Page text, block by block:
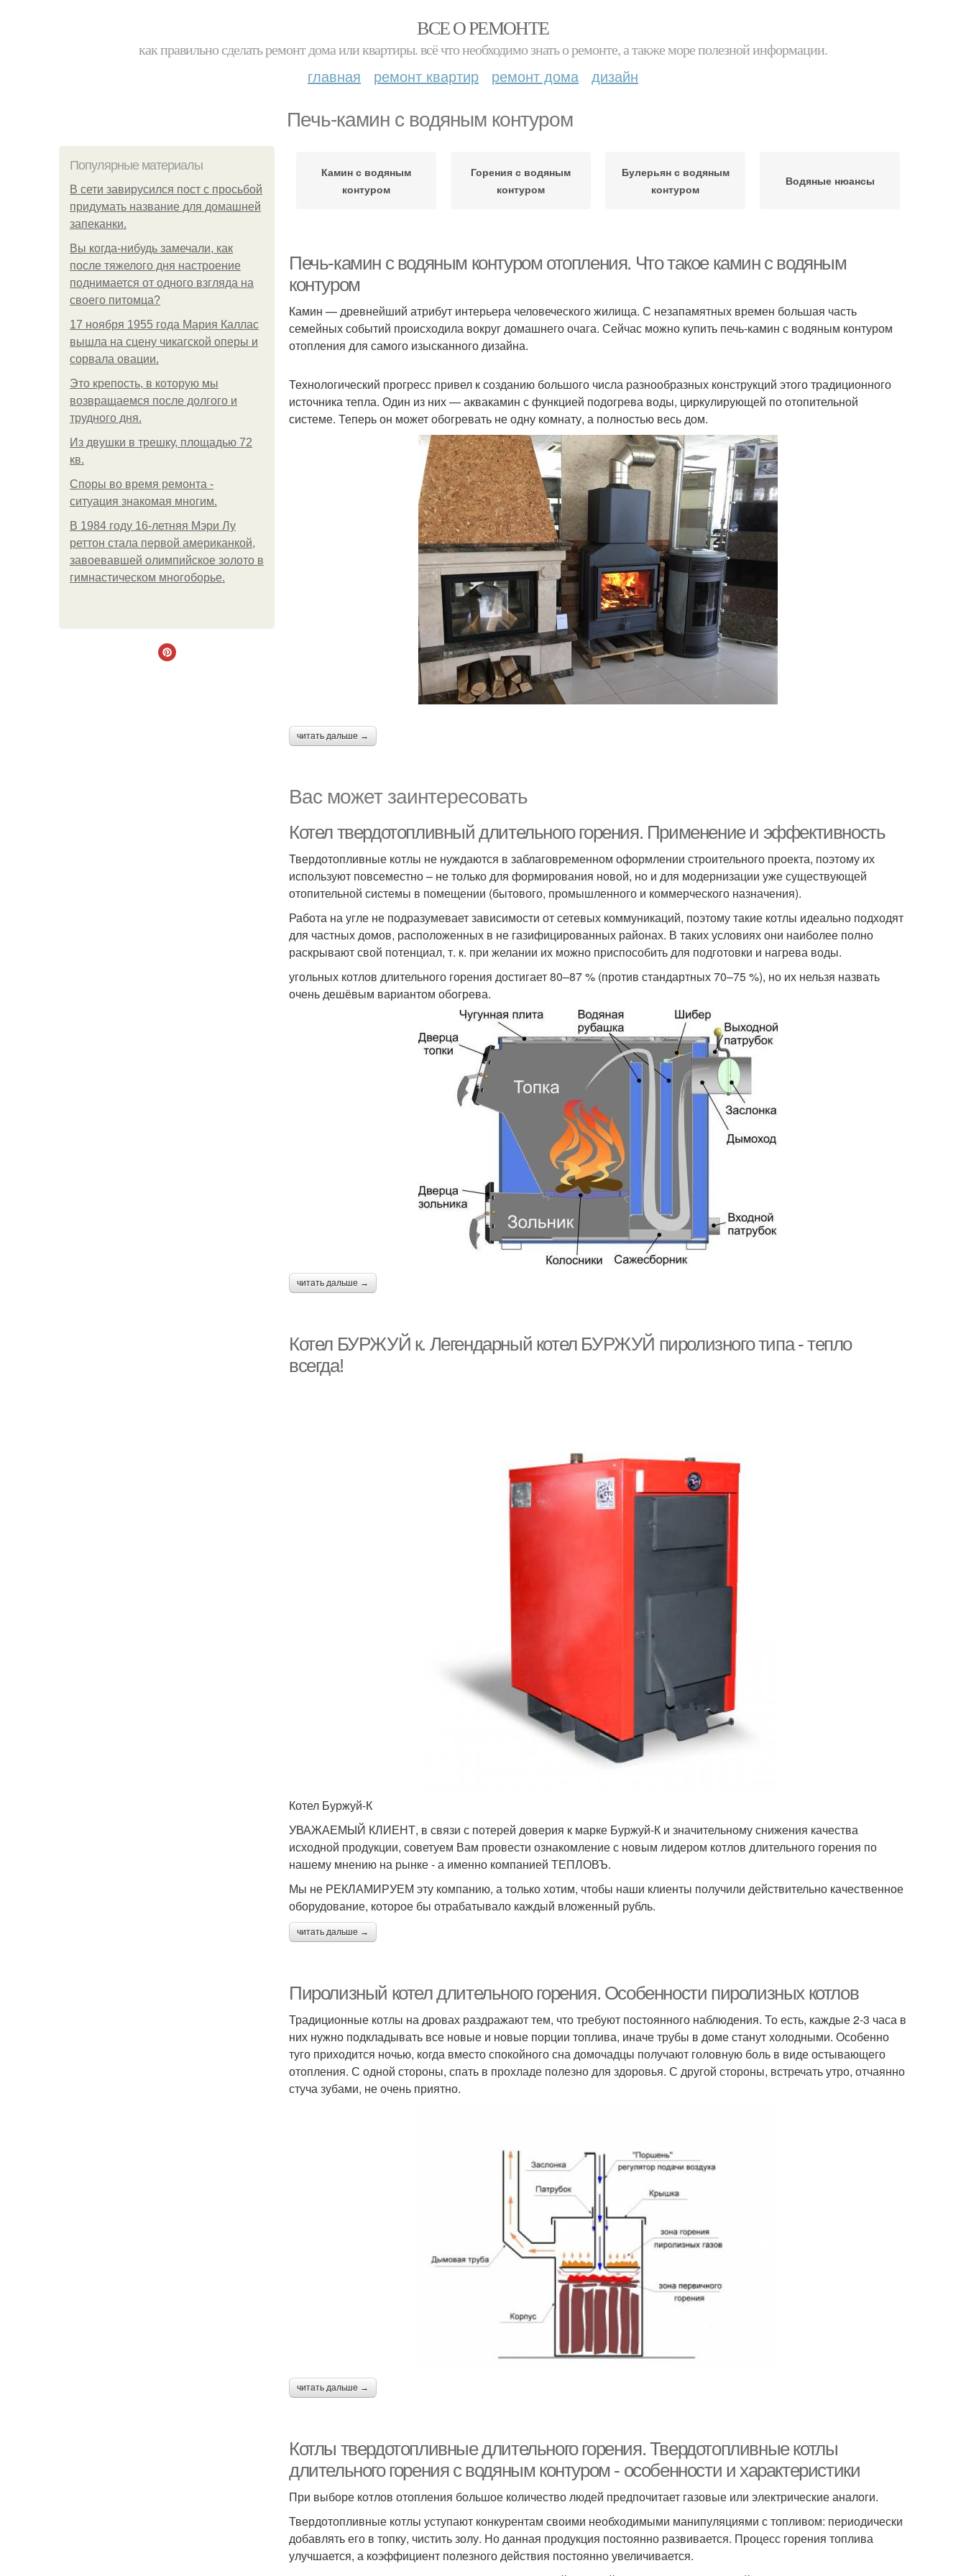
ВСЕ О РЕМОНТЕ
как правильно сделать ремонт дома или квартиры. всё что необходимо знать о ремонте, а также море полезной информации.
главная ремонт квартир ремонт дома дизайн
Печь-камин с водяным контуром
Популярные материалы
В сети завирусился пост с просьбой
придумать название для домашней
запеканки.
Вы когда-нибудь замечали, как
после тяжелого дня настроение
поднимается от одного взгляда на
своего питомца?
17 ноября 1955 года Мария Каллас
вышла на сцену чикагской оперы и
сорвала овации.
Это крепость, в которую мы
возвращаемся после долгого и
трудного дня.
Из двушки в трешку, площадью 72
кв.
Споры во время ремонта -
ситуация знакомая многим.
В 1984 году 16-летняя Мэри Лу
реттон стала первой американкой,
завоевавшей олимпийское золото в
гимнастическом многоборье.
Камин с водяным
контуром
Горения с водяным
контуром
Булерьян с водяным
контуром
Водяные нюансы
Печь-камин с водяным контуром отопления. Что такое камин с водяным
контуром
Камин — древнейший атрибут интерьера человеческого жилища. С незапамятных времен большая часть
семейных событий происходила вокруг домашнего очага. Сейчас можно купить печь-камин с водяным контуром
отопления для самого изысканного дизайна.
Технологический прогресс привел к созданию большого числа разнообразных конструкций этого традиционного
источника тепла. Один из них — аквакамин с функцией подогрева воды, циркулирующей по отопительной
системе. Теперь он может обогревать не одну комнату, а полностью весь дом.
читать дальше →
Вас может заинтересовать
Котел твердотопливный длительного горения. Применение и эффективность
Твердотопливные котлы не нуждаются в заблаговременном оформлении строительного проекта, поэтому их
используют повсеместно – не только для формирования новой, но и для модернизации уже существующей
отопительной системы в помещении (бытового, промышленного и коммерческого назначения).
Работа на угле не подразумевает зависимости от сетевых коммуникаций, поэтому такие котлы идеально подходят
для частных домов, расположенных в не газифицированных районах. В таких условиях они наиболее полно
раскрывают свой потенциал, т. к. при желании их можно приспособить для подготовки и нагрева воды.
угольных котлов длительного горения достигает 80–87 % (против стандартных 70–75 %), но их нельзя назвать
очень дешёвым вариантом обогрева.
читать дальше →
Котел БУРЖУЙ к. Легендарный котел БУРЖУЙ пиролизного типа - тепло
всегда!
Котел Буржуй-К
УВАЖАЕМЫЙ КЛИЕНТ, в связи с потерей доверия к марке Буржуй-К и значительному снижения качества
исходной продукции, советуем Вам провести ознакомление с новым лидером котлов длительного горения по
нашему мнению на рынке - а именно компанией ТЕПЛОВЪ.
Мы не РЕКЛАМИРУЕМ эту компанию, а только хотим, чтобы наши клиенты получили действительно качественное
оборудование, которое бы отрабатывало каждый вложенный рубль.
читать дальше →
Пиролизный котел длительного горения. Особенности пиролизных котлов
Традиционные котлы на дровах раздражают тем, что требуют постоянного наблюдения. То есть, каждые 2-3 часа в
них нужно подкладывать все новые и новые порции топлива, иначе трубы в доме станут холодными. Особенно
туго приходится ночью, когда вместо спокойного сна домочадцы получают головную боль в виде остывающего
отопления. С одной стороны, спать в прохладе полезно для здоровья. С другой стороны, встречать утро, отчаянно
стуча зубами, не очень приятно.
читать дальше →
Котлы твердотопливные длительного горения. Твердотопливные котлы
длительного горения с водяным контуром - особенности и характеристики
При выборе котлов отопления большое количество людей предпочитает газовые или электрические аналоги.
Твердотопливные котлы уступают конкурентам своими необходимыми манипуляциями с топливом: периодически
добавлять его в топку, чистить золу. Но данная продукция постоянно развивается. Процесс горения топлива
улучшается, а коэффициент полезного действия постоянно увеличивается.